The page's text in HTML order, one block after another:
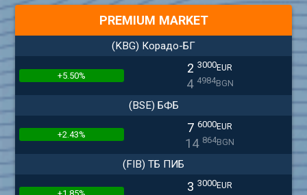
PREMIUM MARKET
(KBG) Корадо-БГ
+5.50% 2 3000EUR
4 4984BGN
(BSE) БФБ
+2.43% 7 6000EUR
14 864BGN
(FIB) ТБ ПИБ
3 3000EUR